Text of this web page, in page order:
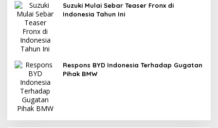
Suzuki Mulai Sebar Teaser Fronx di
Indonesia Tahun Ini
Respons BYD Indonesia Terhadap Gugatan
Pihak BMW